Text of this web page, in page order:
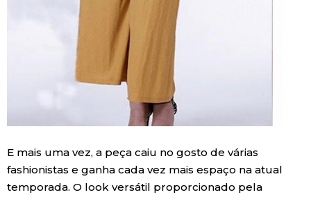
E mais uma vez, a peça caiu no gosto de várias
fashionistas e ganha cada vez mais espaço na atual
temporada. O look versátil proporcionado pela